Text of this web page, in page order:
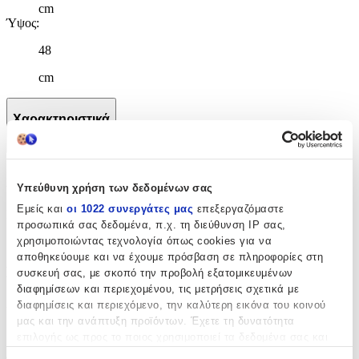
Υπεύθυνη χρήση των δεδομένων σας
Εμείς και οι 1022 συνεργάτες μας επεξεργαζόμαστε
προσωπικά σας δεδομένα, π.χ. τη διεύθυνση IP σας,
χρησιμοποιώντας τεχνολογία όπως cookies για να
αποθηκεύουμε και να έχουμε πρόσβαση σε πληροφορίες στη
συσκευή σας, με σκοπό την προβολή εξατομικευμένων
διαφημίσεων και περιεχομένου, τις μετρήσεις σχετικά με
διαφημίσεις και περιεχόμενο, την καλύτερη εικόνα του κοινού
μας και την ανάπτυξη προϊόντων. Έχετε τη δυνατότητα
cm
Ύψος:
48
cm
Χαρακτηριστικά
Χαρακτηριστικά
Κατασκευαστής:
Back Me Up
Βασικά Χαρακτηριστικά
Χρώμα:
Πράσινο